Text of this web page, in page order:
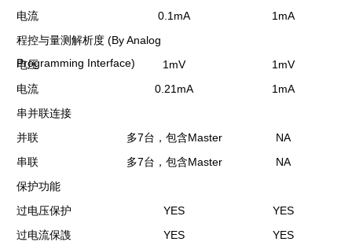
电流 0.1mA 1mA
程控与量测解析度(By Analog
Programming Interface)
电压 1mV 1mV
电流 0.21mA 1mA
串并联连接
并联 多7台，包含Master NA
串联 多7台，包含Master NA
保护功能
过电压保护 YES YES
过电流保謢 YES YES